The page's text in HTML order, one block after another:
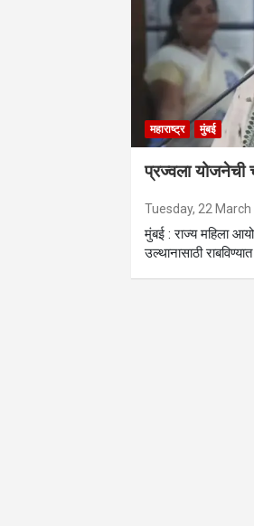
महाराष्ट्र मुंबई
प्रज्वला योजनेची
Tuesday, 22
मुंबई : राज्य महिला
उल्थानासाठी